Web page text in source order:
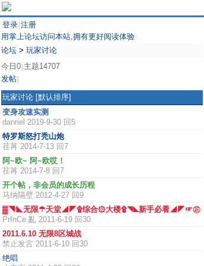
登录 注册
用掌上论坛访问本站,拥有更好阅读体验
论坛 > 玩家讨论
今日0 主题14707
发帖
玩家讨论 [默认排序]
变身攻速实测
danriel 2019-9-30 回5
特罗斯怒打秃山炮
荏苒 2014-7-13 回7
阿~欧~ 阿~欧哎！
荏苒 2014-7-8 回7
开个帖，非会员的成长历程
马纳隔壁 2012-4-27 回9
▓◥◣无限☂天堂◢◤۩综合۞大楼۩◥◣新手必看◢◤☞㊣
PrInCe.亂 2011-6-19 回30
2011.6.10 无限8区城战
禁止发言 2011-6-10 回30
绝唱